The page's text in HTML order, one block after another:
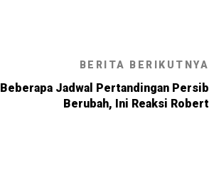
BERITA BERIKUTNYA
Beberapa Jadwal Pertandingan Persib
Berubah, Ini Reaksi Robert